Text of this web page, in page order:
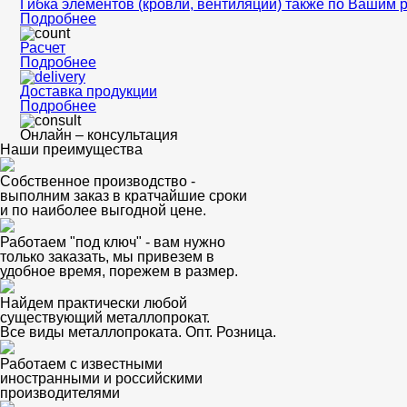
Гибка элементов (кровли, вентиляции) также по Вашим
Подробнее
Расчет
Подробнее
Доставка продукции
Подробнее
Онлайн – консультация
Наши преимущества
Собственное производство -
выполним заказ в кратчайшие сроки
и по наиболее выгодной цене.
Работаем "под ключ" - вам нужно
только заказать, мы привезем в
удобное время, порежем в размер.
Найдем практически любой
существующий металлопрокат.
Все виды металлопроката. Опт. Розница.
Работаем с известными
иностранными и российскими
производителями